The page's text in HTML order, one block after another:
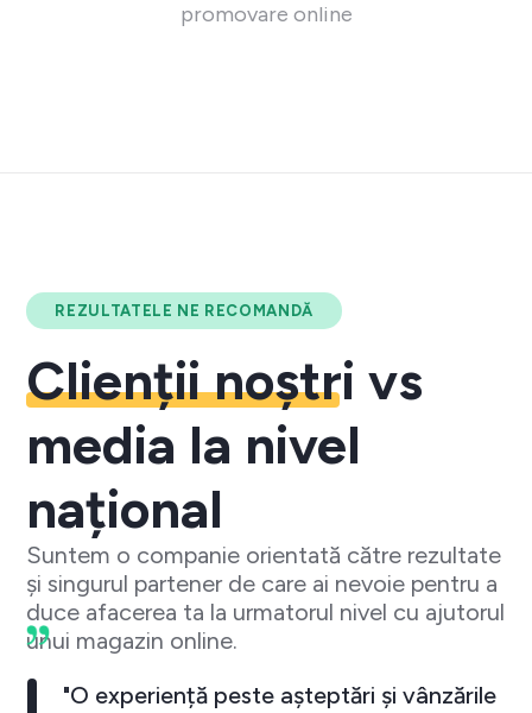
promovare online
REZULTATELE NE RECOMANDĂ
Clienții noștri vs
media la nivel
național
Suntem o companie orientată către rezultate
și singurul partener de care ai nevoie pentru a
duce afacerea ta la urmatorul nivel cu ajutorul
unui magazin online.
"O experiență peste așteptări și vânzările